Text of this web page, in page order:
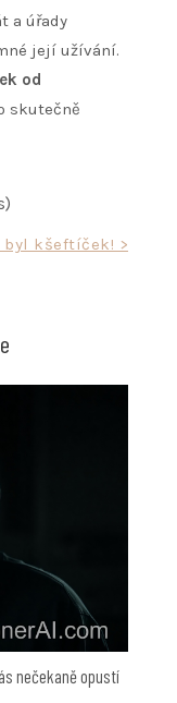
a úřady
její užívání.
od
skutečně
byl kšeftíček! >
nečekaně opustí